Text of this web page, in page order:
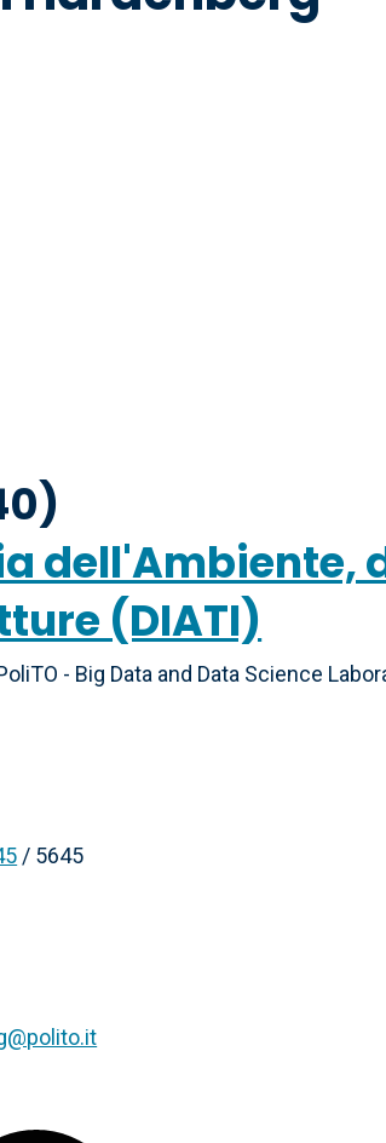
dell'Ambiente,
(DIATI)
- Big Data and Data Science
/ 5645